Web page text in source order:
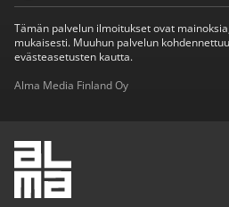
Tämän palvelun ilmoitukset ovat
mukaisesti. Muuhun palvelun
evästeasetusten kautta.
Alma Media Finland Oy